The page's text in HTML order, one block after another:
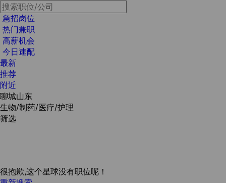
急招岗位
热门兼职
高薪机会
今日速配
最新
推荐
附近
聊城山东
生物/制药/医疗/护理
筛选
很抱歉,这个星球没有职位呢！